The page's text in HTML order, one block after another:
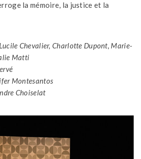
la mémoire, la justice et la
Chevalier, Charlotte Dupont, Marie-
Matti
Montesantos
Choiselat